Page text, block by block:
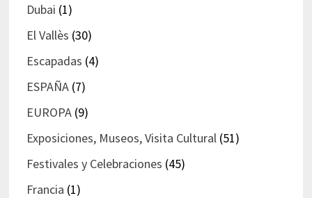
Dubai (1)
El Vallès (30)
Escapadas (4)
ESPAÑA(7)
EUROPA(9)
Exposiciones, Museos, Visita Cultural(51)
Festivales y Celebraciones (45)
Francia (1)